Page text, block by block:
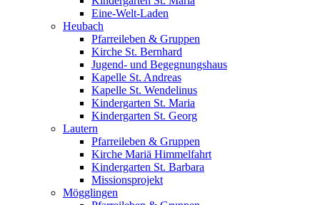
Eine-Welt-Laden
Heubach
Pfarreileben & Gruppen
Kirche St. Bernhard
Jugend- und Begegnungshaus
Kapelle St. Andreas
Kapelle St. Wendelinus
Kindergarten St. Maria
Kindergarten St. Georg
Lautern
Pfarreileben & Gruppen
Kirche Mariä Himmelfahrt
Kindergarten St. Barbara
Missionsprojekt
Mögglingen